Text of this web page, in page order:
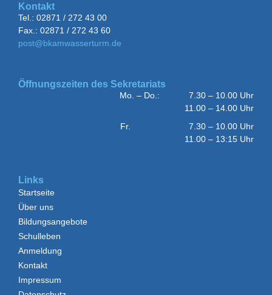
Kontakt
Tel.: 02871 / 272 43 00
Fax.: 02871 / 272 43 60
post@bkamwasserturm.de
Öffnungszeiten des Sekretariats
Mo. – Do.: 7.30 – 10.00 Uhr
11.00 – 14.00 Uhr
Fr. 7.30 – 10.00 Uhr
11.00 – 13:15 Uhr
Links
Startseite
Über uns
Bildungsangebote
Schulleben
Anmeldung
Kontakt
Impressum